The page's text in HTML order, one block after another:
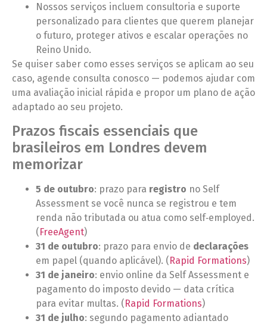
Nossos serviços incluem consultoria e suporte
personalizado para clientes que querem planejar
o futuro, proteger ativos e escalar operações no
Reino Unido.
Se quiser saber como esses serviços se aplicam ao seu
caso, agende consulta conosco — podemos ajudar com
uma avaliação inicial rápida e propor um plano de ação
adaptado ao seu projeto.
Prazos fiscais essenciais que
brasileiros em Londres devem
memorizar
5 de outubro: prazo para registro no Self
Assessment se você nunca se registrou e tem
renda não tributada ou atua como self‑employed.
(FreeAgent)
31 de outubro: prazo para envio de declarações
em papel (quando aplicável). (Rapid Formations)
31 de janeiro: envio online da Self Assessment e
pagamento do imposto devido — data crítica
para evitar multas. (Rapid Formations)
31 de julho: segundo pagamento adiantado